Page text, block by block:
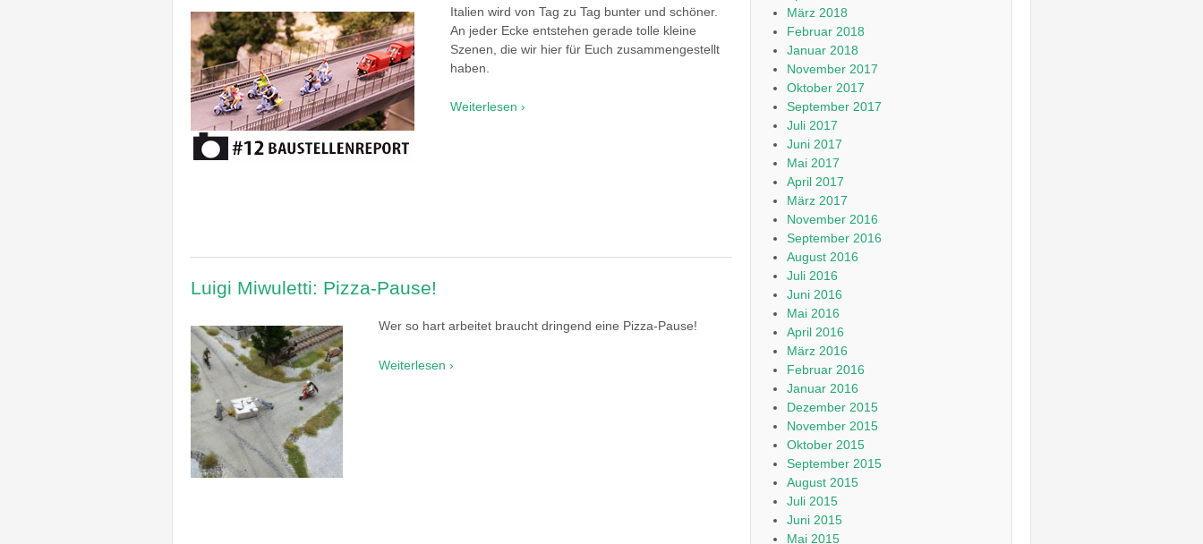
Italien wird von Tag zu Tag bunter und schöner.
An jeder Ecke entstehen gerade tolle kleine
Szenen, die wir hier für Euch zusammengestellt
haben.
Weiterlesen ›
Luigi Miwuletti: Pizza-Pause!
Wer so hart arbeitet braucht dringend eine Pizza-Pause!
Weiterlesen ›
März 2018
Februar 2018
Januar 2018
November 2017
Oktober 2017
September 2017
Juli 2017
Juni 2017
Mai 2017
April 2017
März 2017
November 2016
September 2016
August 2016
Juli 2016
Juni 2016
Mai 2016
April 2016
März 2016
Februar 2016
Januar 2016
Dezember 2015
November 2015
Oktober 2015
September 2015
August 2015
Juli 2015
Juni 2015
Mai 2015